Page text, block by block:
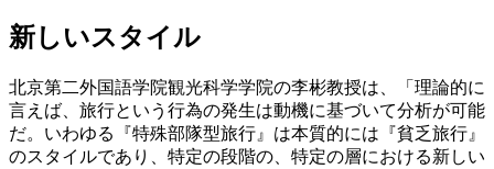
新しいスタイル
北京第二外国語学院観光科学学院の李彬教授は、「理論的に
言えば、旅行という行為の発生は動機に基づいて分析が可能
だ。いわゆる『特殊部隊型旅行』は本質的には『貧乏旅行』
のスタイルであり、特定の段階の、特定の層における新しい